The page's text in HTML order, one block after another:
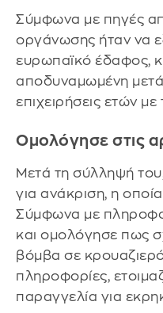
Σύμφωνα με πηγές
οργάνωσης ήταν να
ευρωπαϊκό έδαφος,
αποδυναμωμένη μετά
επιχειρήσεις ετών με
Ομολόγησε στις
Μετά τη σύλληψή
για ανάκριση, η
Σύμφωνα με
και ομολόγησε πως
βόμβα σε
πληροφορίες,
παραγγελία για